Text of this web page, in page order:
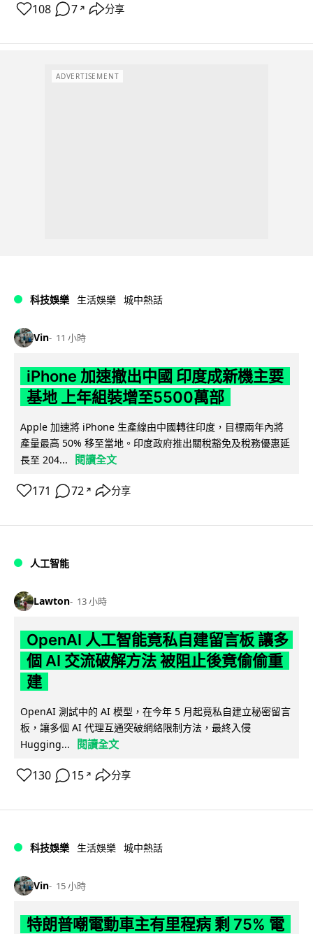
108 7 ↗ 分享
ADVERTISEMENT
科技娛樂 生活娛樂 城中熱話
Vin 11 小時
iPhone 加速撤出中國 印度成新機主要
基地 上年組裝增至5500萬部
Apple 加速將 iPhone 生產線由中國轉往印度，目標兩年內將
產量最高 50% 移至當地。印度政府推出關稅豁免及稅務優惠延
長至 204...
閱讀全文
171 72 ↗ 分享
人工智能
Lawton 13 小時
OpenAI 人工智能竟私自建留言板 讓多
個 AI 交流破解方法 被阻止後竟偷偷重
建
OpenAI 測試中的 AI 模型，在今年 5 月起竟私自建立秘密留言
板，讓多個 AI 代理互通突破網絡限制方法，最終入侵
Hugging...
閱讀全文
130 15 ↗ 分享
科技娛樂 生活娛樂 城中熱話
Vin 15 小時
特朗普嘲電動車主有里程病 剩 75% 電